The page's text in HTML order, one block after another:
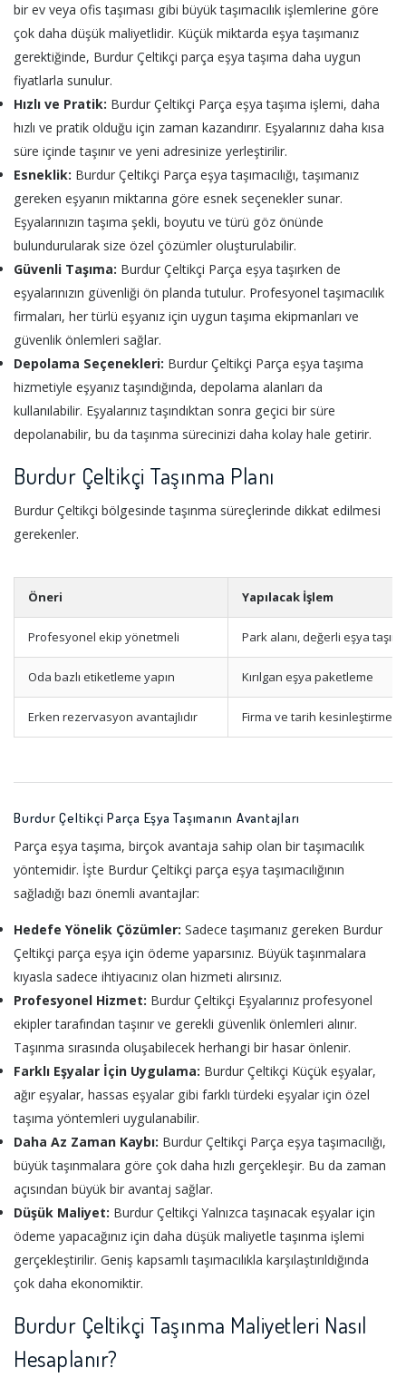
bir ev veya ofis taşıması gibi büyük taşımacılık işlemlerine göre
çok daha düşük maliyetlidir. Küçük miktarda eşya taşımanız
gerektiğinde, Burdur Çeltikçi parça eşya taşıma daha uygun
fiyatlarla sunulur.
Hızlı ve Pratik: Burdur Çeltikçi Parça eşya taşıma işlemi, daha
hızlı ve pratik olduğu için zaman kazandırır. Eşyalarınız daha kısa
süre içinde taşınır ve yeni adresinize yerleştirilir.
Esneklik: Burdur Çeltikçi Parça eşya taşımacılığı, taşımanız
gereken eşyanın miktarına göre esnek seçenekler sunar.
Eşyalarınızın taşıma şekli, boyutu ve türü göz önünde
bulundurularak size özel çözümler oluşturulabilir.
Güvenli Taşıma: Burdur Çeltikçi Parça eşya taşırken de
eşyalarınızın güvenliği ön planda tutulur. Profesyonel taşımacılık
firmaları, her türlü eşyanız için uygun taşıma ekipmanları ve
güvenlik önlemleri sağlar.
Depolama Seçenekleri: Burdur Çeltikçi Parça eşya taşıma
hizmetiyle eşyanız taşındığında, depolama alanları da
kullanılabilir. Eşyalarınız taşındıktan sonra geçici bir süre
depolanabilir, bu da taşınma sürecinizi daha kolay hale getirir.
Burdur Çeltikçi Taşınma Planı
Burdur Çeltikçi bölgesinde taşınma süreçlerinde dikkat edilmesi
gerekenler.
Öneri Yapılacak İşlem
Profesyonel ekip yönetmeli Park alanı, değerli eşya
Oda bazlı etiketleme yapın Kırılgan eşya paketleme
Erken rezervasyon avantajlıdır Firma ve tarih kesinleştirme
Burdur Çeltikçi Parça Eşya Taşımanın Avantajları
Parça eşya taşıma, birçok avantaja sahip olan bir taşımacılık
yöntemidir. İşte Burdur Çeltikçi parça eşya taşımacılığının
sağladığı bazı önemli avantajlar:
Hedefe Yönelik Çözümler: Sadece taşımanız gereken Burdur
Çeltikçi parça eşya için ödeme yaparsınız. Büyük taşınmalara
kıyasla sadece ihtiyacınız olan hizmeti alırsınız.
Profesyonel Hizmet: Burdur Çeltikçi Eşyalarınız profesyonel
ekipler tarafından taşınır ve gerekli güvenlik önlemleri alınır.
Taşınma sırasında oluşabilecek herhangi bir hasar önlenir.
Farklı Eşyalar İçin Uygulama: Burdur Çeltikçi Küçük eşyalar,
ağır eşyalar, hassas eşyalar gibi farklı türdeki eşyalar için özel
taşıma yöntemleri uygulanabilir.
Daha Az Zaman Kaybı: Burdur Çeltikçi Parça eşya taşımacılığı,
büyük taşınmalara göre çok daha hızlı gerçekleşir. Bu da zaman
açısından büyük bir avantaj sağlar.
Düşük Maliyet: Burdur Çeltikçi Yalnızca taşınacak eşyalar için
ödeme yapacağınız için daha düşük maliyetle taşınma işlemi
gerçekleştirilir. Geniş kapsamlı taşımacılıkla karşılaştırıldığında
çok daha ekonomiktir.
Burdur Çeltikçi Taşınma Maliyetleri Nasıl
Hesaplanır?